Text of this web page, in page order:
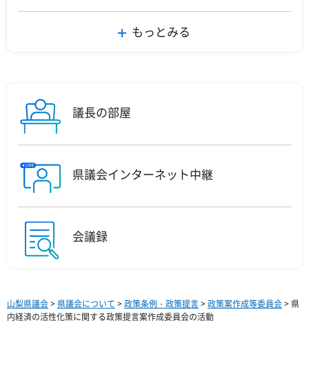
もっとみる
議長の部屋
県議会インターネット中継
会議録
山梨県議会> 県議会について >政策条例・政策提言>政策案作成等委員会> 県
内経済の活性化策に関する政策提言案作成委員会の活動